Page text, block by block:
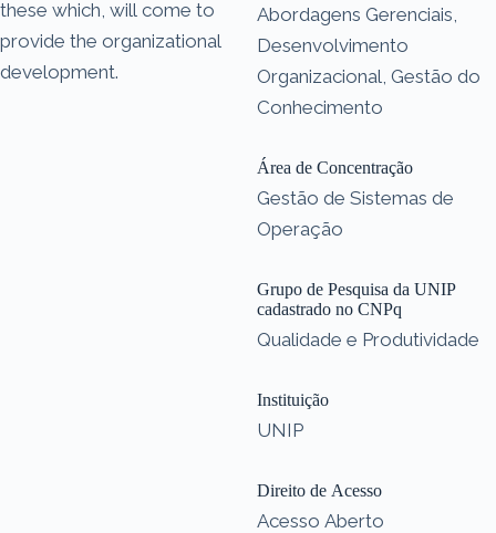
these which, will come to
provide the organizational
development.
Abordagens Gerenciais,
Desenvolvimento
Organizacional, Gestão do
Conhecimento
Área de Concentração
Gestão de Sistemas de
Operação
Grupo de Pesquisa da UNIP
cadastrado no CNPq
Qualidade e Produtividade
Instituição
UNIP
Direito de Acesso
Acesso Aberto